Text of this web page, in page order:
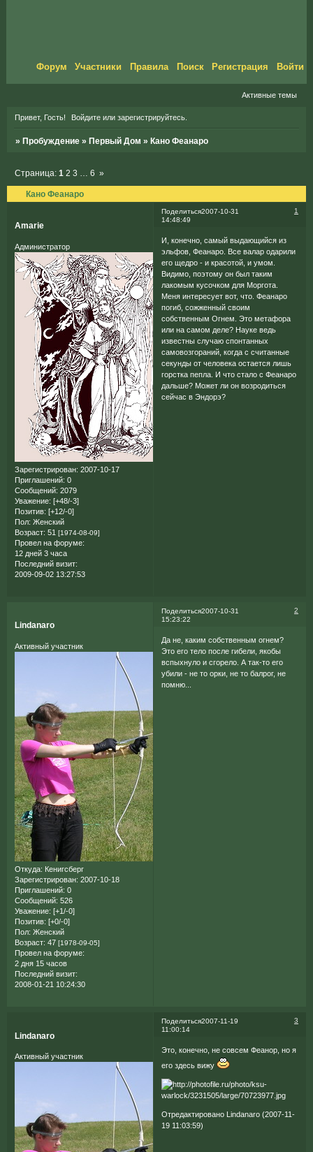
Форум Участники Правила Поиск Регистрация Войти
Активные темы
Привет, Гость! Войдите илизарегистрируйтесь
»Пробуждение »Первый Дом »Кано Феанаро
Кано Феанаро
Страница:1 2 3 6 »
Поделиться 1
2007-10-31
14:48:49
Amarie
Администратор
Зарегистрирован: 2007-10-17
Приглашений: 0
Сообщений: 2079
Уважение: [+48/-3]
Позитив: [+12/-0]
Пол: Женский
Возраст: 51 [1974-08-09]
Провел на форуме:
12 дней 3 часа
Последний визит:
2009-09-02 13:27:53
И, конечно, самый выдающийся из
эльфов, Феанаро. Все валар одарили
его щедро - и красотой, и умом.
Видимо, поэтому он был таким
лакомым кусочком для Моргота.
Меня интересует вот, что. Феанаро
погиб, сожженный своим
собственным Огнем. Это метафора
или на самом деле? Науке ведь
известны случаю спонтанных
самовозгораний, когда с считанные
секунды от человека остается лишь
горстка пепла. И что стало с Феанаро
дальше? Может ли он возродиться
сейчас в Эндорэ?
Поделиться 2
2007-10-31
15:23:22
Lindanaro
Активный участник
Откуда: Кенигсберг
Зарегистрирован: 2007-10-18
Приглашений: 0
Сообщений: 526
Уважение: [+1/-0]
Позитив: [+0/-0]
Пол: Женский
Возраст: 47 [1978-09-05]
Провел на форуме:
2 дня 15 часов
Последний визит:
2008-01-21 10:24:30
Да не, каким собственным огнем?
Это его тело после гибели, якобы
вспыхнуло и сгорело. А так-то его
убили - не то орки, не то балрог, не
помню...
Поделиться 3
2007-11-19
11:00:14
Lindanaro
Активный участник
Это, конечно, не совсем Феанор, но я
его здесь вижу
Отредактировано Lindanaro (2007-11-
19 11:03:59)